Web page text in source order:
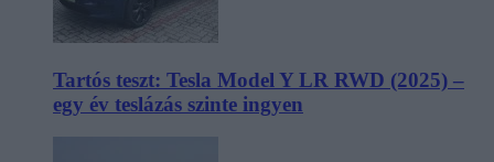
Tartós teszt: Tesla Model Y LR RWD (2025) –
egy év teslázás szinte ingyen